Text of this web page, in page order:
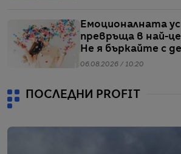
Емоционалната
превръща в най-
Не я бъркайте с
06.08.2026 / 10:20
ПОСЛЕДНИ PROFIT